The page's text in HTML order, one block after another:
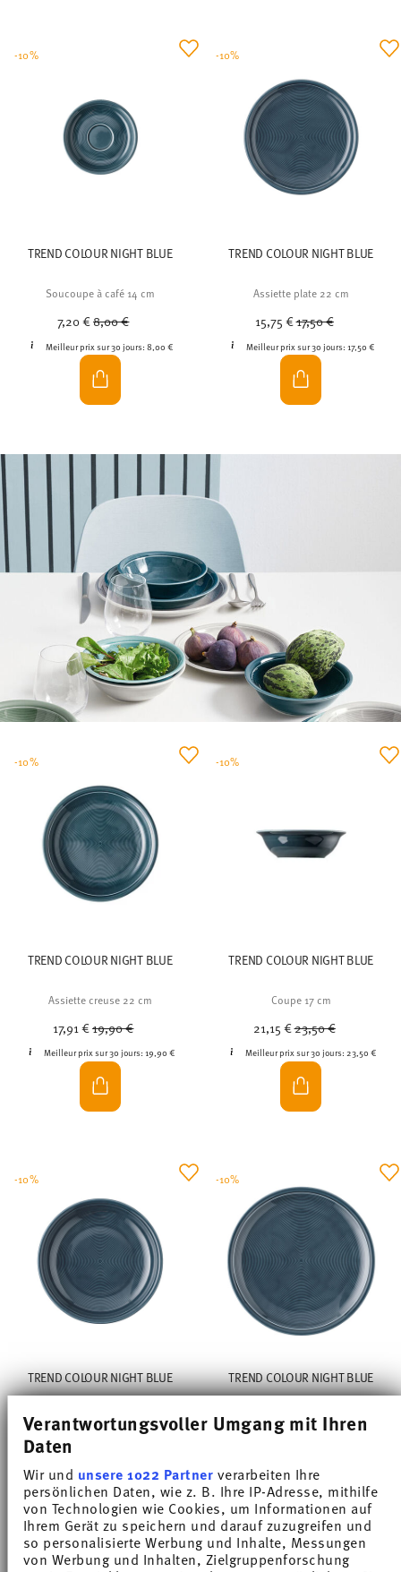
Verantwortungsvoller Umgang mit Ihren
Daten
Wir und unsere 1022 Partnerverarbeiten Ihre
persönlichen Daten, wie z. B. Ihre IP-Adresse, mithilfe
von Technologien wie Cookies, um Informationen auf
Ihrem Gerät zu speichern und darauf zuzugreifen und
so personalisierte Werbung und Inhalte, Messungen
von Werbung und Inhalten, Zielgruppenforschung
TREND COLOUR NIGHT BLUE
Soucoupe à café 14 cm
7,20 €Price reduced from
8,00 €
Meilleur prix sur 30 jours:8,00 €
-10%
TREND COLOUR NIGHT BLUE
Assiette plate 22 cm
15,75 € Price reduced from
17,50 €to
Meilleur prix sur 30 jours:17,50 €
-10%
TREND COLOUR NIGHT BLUE
Assiette creuse 22 cm
17,91 € Price reduced from
19,90 €
Meilleur prix sur 30 jours:19,90 €
-10%
TREND COLOUR NIGHT BLUE
Coupe 17 cm
21,15 € Price reduced from
23,50 €to
Meilleur prix sur 30 jours: 23,50 €
-10%
TREND COLOUR NIGHT BLUE
Assiette creuse 24 cm
20,25 € Price reduced from
to
Meilleur prix sur 30 jours:22,50 €
-10%
TREND COLOUR NIGHT BLUE
Assiette plate 28 cm
Meilleur prix sur 30 jours:
-10%